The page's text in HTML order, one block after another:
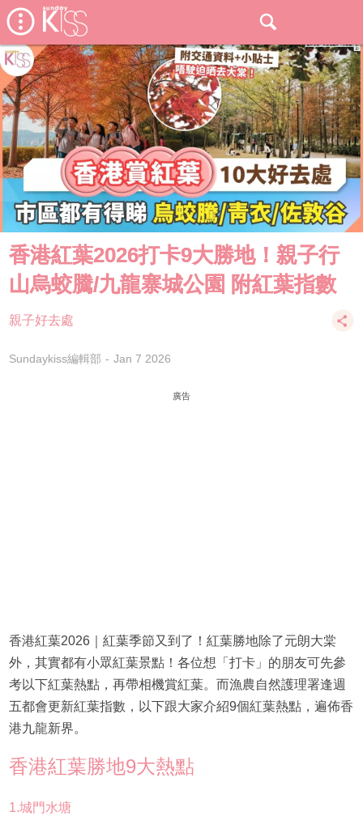
香港紅葉2026打卡9大勝地！親子行
山烏蛟騰/九龍寨城公園 附紅葉指數
親子好去處
Sundaykiss編輯部 Jan 7 2026
廣告
香港紅葉2026｜紅葉季節又到了！紅葉勝地除了元朗大棠
外，其實都有小眾紅葉景點！各位想「打卡」的朋友可先參
考以下紅葉熱點，再帶相機賞紅葉。而漁農自然護理署逢週
五都會更新紅葉指數，以下跟大家介紹9個紅葉熱點，遍佈香
港九龍新界。
香港紅葉勝地9大熱點
1.城門水塘